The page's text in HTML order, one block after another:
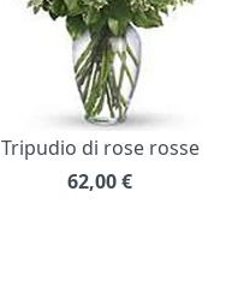
Tripudio di rose rosse
62,00€